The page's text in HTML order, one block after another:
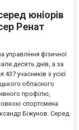
юніорів
Ренат
управління фізичної
десять днів, а за
437 учасників з усієї
обласного
профілю,
спортсмена
Біжунов. Серед